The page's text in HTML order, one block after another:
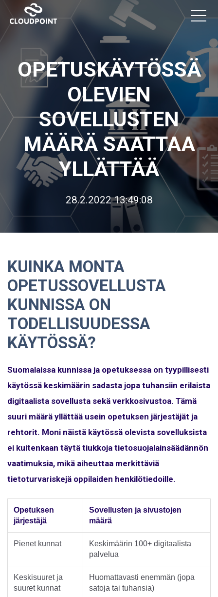
OPETUSKÄYTÖSSÄ
OLEVIEN
SOVELLUSTEN
MÄÄRÄ SAATTAA
YLLÄTTÄÄ
28.2.2022 13:49:08
KUINKA MONTA
OPETUSSOVELLUSTA
KUNNISSA ON
TODELLISUUDESSA
KÄYTÖSSÄ?
Suomalaissa kunnissa ja opetuksessa on tyypillisesti
käytössä keskimäärin sadasta jopa tuhansiin erilaista
digitaalista sovellusta sekä verkkosivustoa. Tämä
suuri määrä yllättää usein opetuksen järjestäjät ja
rehtorit. Moni näistä käytössä olevista sovelluksista
ei kuitenkaan täytä tiukkoja tietosuojalainsäädännön
vaatimuksia, mikä aiheuttaa merkittäviä
tietoturvariskejä oppilaiden henkilötiedoille.
Opetuksen
järjestäjä
Sovellusten ja sivustojen
määrä
Pienet kunnat
Keskimäärin 100+ digitaalista
palvelua
Keskisuuret ja
suuret kunnat
Huomattavasti enemmän (jopa
satoja tai tuhansia)